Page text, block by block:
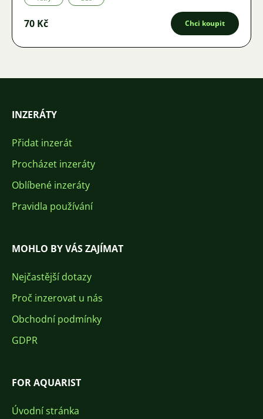
70 Kč Chci koupit
INZERÁTY
Přidat inzerát
Procházet inzeráty
Oblíbené inzeráty
Pravidla používání
MOHLO BY VÁS ZAJÍMAT
Nejčastější dotazy
Proč inzerovat u nás
Obchodní podmínky
GDPR
FOR AQUARIST
Úvodní stránka